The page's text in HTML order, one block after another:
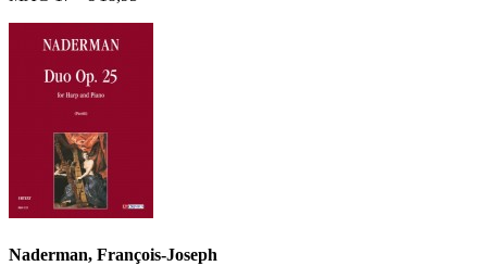
Naderman, François-Joseph